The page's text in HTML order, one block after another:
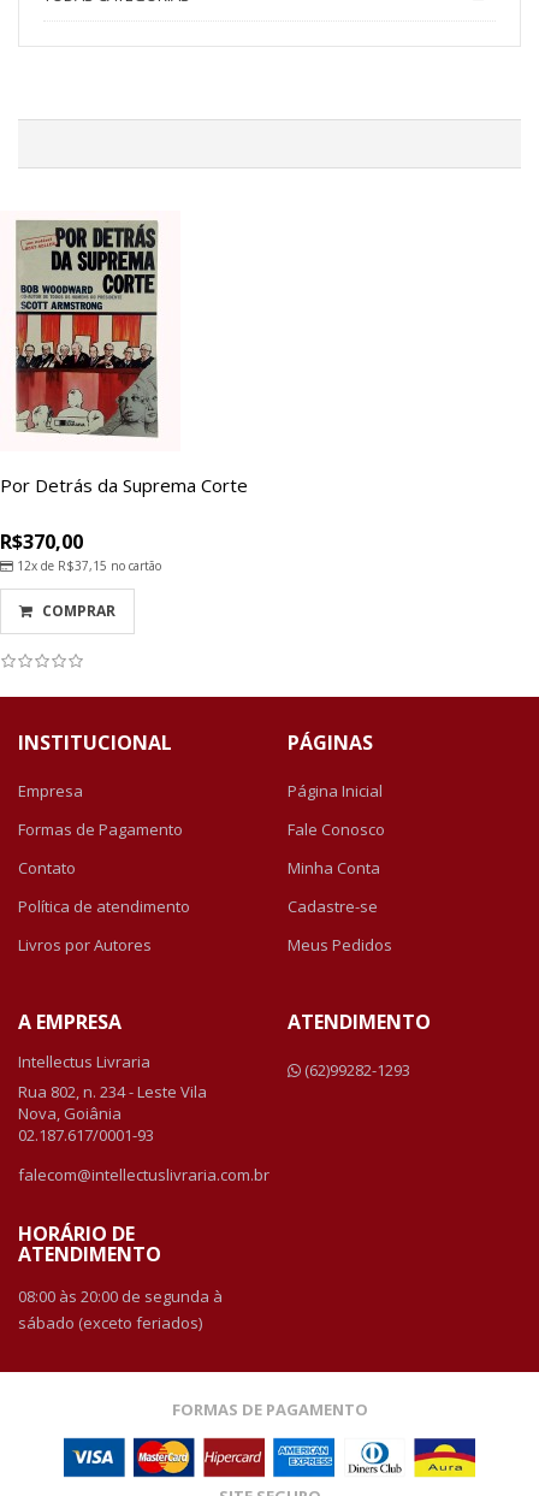
Por Detrás da Suprema Corte
R$370,00
12x de R$37,15 no cartão
COMPRAR
INSTITUCIONAL
Empresa
Formas de Pagamento
Contato
Política de atendimento
Livros por Autores
PÁGINAS
Página Inicial
Fale Conosco
Minha Conta
Cadastre-se
Meus Pedidos
A EMPRESA
Intellectus Livraria
Rua 802, n. 234 - Leste Vila
Nova, Goiânia
02.187.617/0001-93
falecom@intellectuslivraria.com.br
HORÁRIO DE
ATENDIMENTO
08:00 às 20:00 de segunda à
sábado (exceto feriados)
ATENDIMENTO
(62)99282-1293
FORMAS DE PAGAMENTO